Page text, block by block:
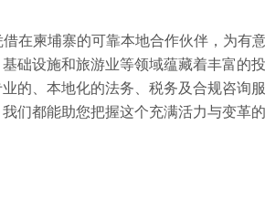
在柬埔寨的可靠本地合作伙伴，为有
础设施和旅游业等领域蕴藏着丰富的
的、本地化的法务、税务及合规咨询
们都能助您把握这个充满活力与变革